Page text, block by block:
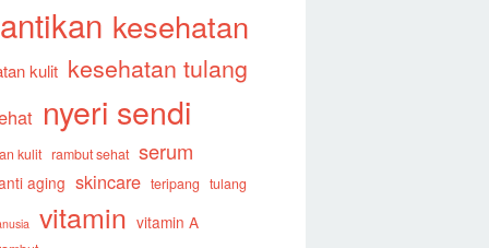
kesehatan
kulit kesehatan tulang
nyeri sendi
kulit rambut sehat serum
aging skincare teripang tulang
vitamin vitamin A